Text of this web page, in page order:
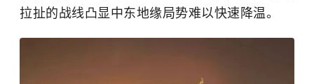
拉扯的战线凸显中东地缘局势难以快速降温。